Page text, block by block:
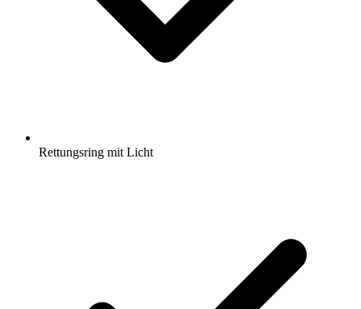
Rettungsring mit Licht